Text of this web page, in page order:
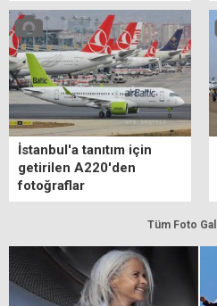
İstanbul'a tanıtım için
getirilen A220'den
fotoğraflar
Tüm Foto